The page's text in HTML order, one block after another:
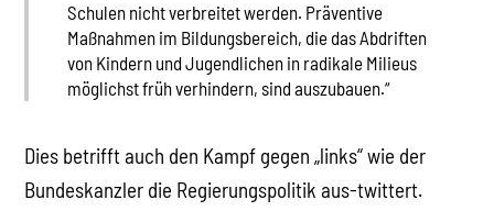
Schulen nicht verbreitet werden. Präventive
Maßnahmen im Bildungsbereich, die das Abdriften
von Kindern und Jugendlichen in radikale Milieus
möglichst früh verhindern, sind auszubauen.“
Dies betrifft auch den Kampf gegen „links“ wie der
Bundeskanzler die Regierungspolitik aus-twittert.